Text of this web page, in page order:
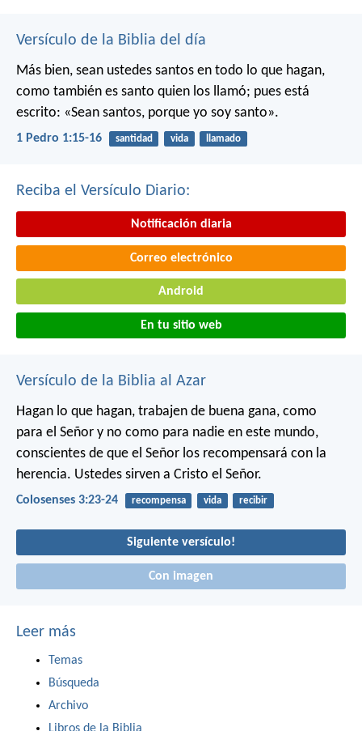
Versículo de la Biblia del día
Más bien, sean ustedes santos en todo lo que hagan,
como también es santo quien los llamó; pues está
escrito: «Sean santos, porque yo soy santo».
1 Pedro 1:15-16 santidad vida llamado
Reciba el Versículo Diario:
Notificación diaria
Correo electrónico
Android
En tu sitio web
Versículo de la Biblia al Azar
Hagan lo que hagan, trabajen de buena gana, como
para el Señor y no como para nadie en este mundo,
conscientes de que el Señor los recompensará con la
herencia. Ustedes sirven a Cristo el Señor.
Colosenses 3:23-24 recompensa vida recibir
Siguiente versículo!
Con imagen
Leer más
Temas
Búsqueda
Archivo